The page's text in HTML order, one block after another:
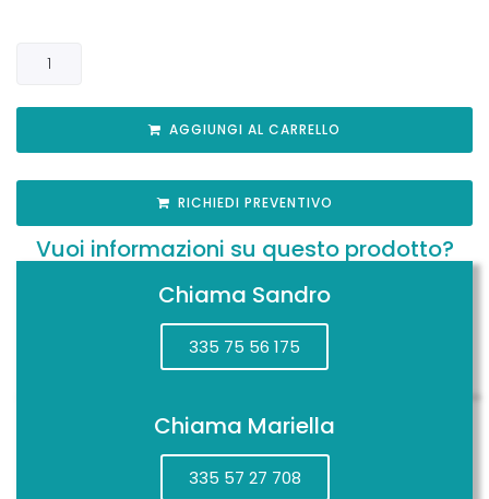
AGGIUNGI AL CARRELLO
RICHIEDI PREVENTIVO
Vuoi informazioni su questo prodotto?
Chiama Sandro
335 75 56 175
Chiama Mariella
335 57 27 708